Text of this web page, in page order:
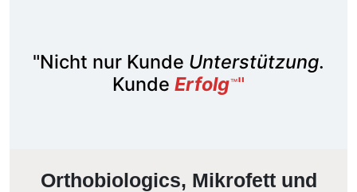
"Nicht nur Kunde Unterstützung.
Kunde Erfolg™"
Orthobiologics, Mikrofett und